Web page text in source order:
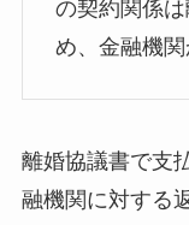
の契約関係
め、金融機関
離婚協議書で支
融機関に対する